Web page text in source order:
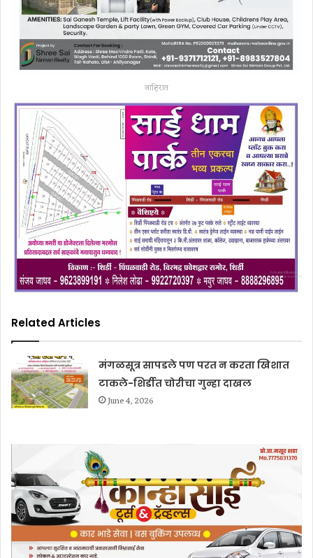
जाहिरात
Related Articles
मंगळसूत्र सापडले पण परत न करता खिशात
टाकले-शिर्डीत चोरीचा गुन्हा दाखल
June 4, 2026